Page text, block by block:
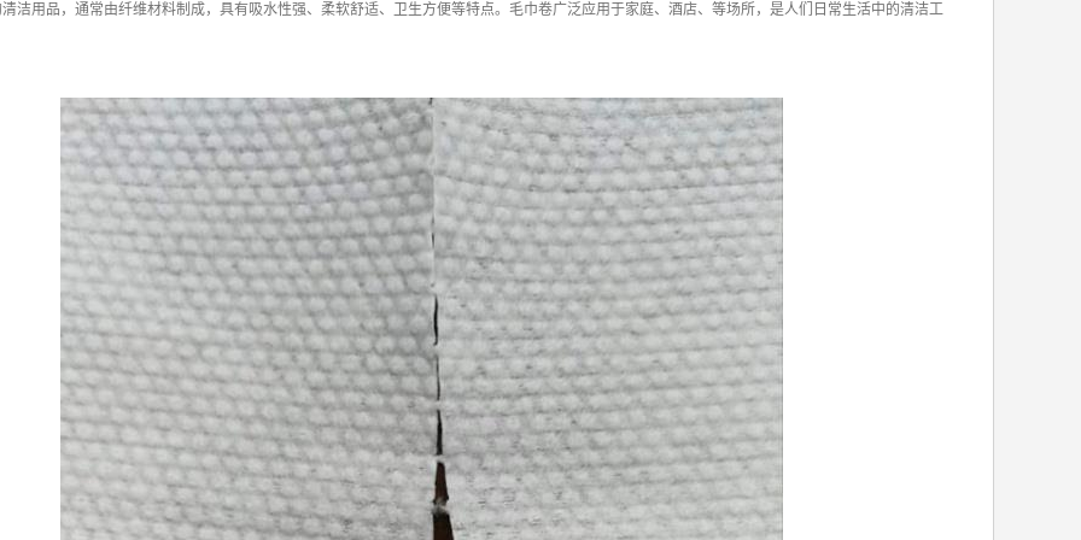
洁用品，通常由纤维材料制成，具有吸水性强、柔软舒适、卫生方便等特点。毛巾卷广泛应用于家庭、酒店、等场所，是人们日常生活中的清洁工